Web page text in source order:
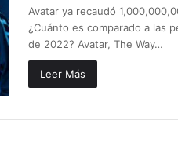
Avatar ya recaudó
¿Cuánto es comparado a las
de 2022? Avatar, The Way…
Leer Más